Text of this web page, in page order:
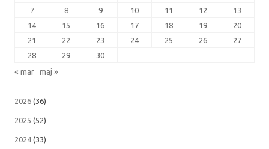
7
8 9 10 11 12
13
14
15 16 17 18 19
20
21
22 23 24 25 26
27
28
29 30
« mar maj »
2026 (36)
2025 (52)
2024 (33)